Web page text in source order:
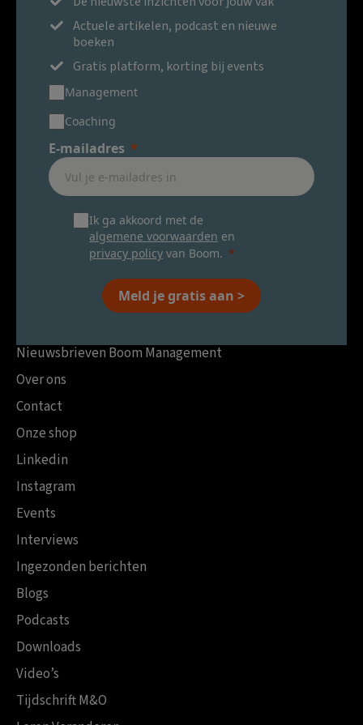
Actuele artikelen, podcast en nieuwe
boeken
Gratis platform, korting bij events
Management
Coaching
E-mailadres
Ik ga akkoord met de
algemene voorwaarden en
privacy policy van Boom.
Meld je gratis aan >
Nieuwsbrieven Boom Management
Over ons
Contact
Onze shop
Linkedin
Instagram
Events
Interviews
Ingezonden berichten
Blogs
Podcasts
Downloads
Video’s
Tijdschrift M&O